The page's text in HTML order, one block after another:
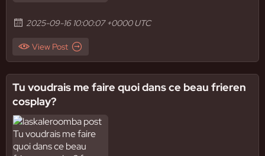
2025-09-16 10:00:07 +0000 UTC
View Post
Tu voudrais me faire quoi dans ce beau frieren
cosplay?